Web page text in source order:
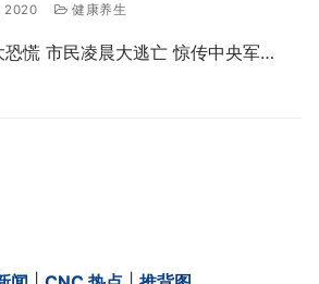
2020 健康养生
慌 市民凌晨大逃亡 惊传中央军…